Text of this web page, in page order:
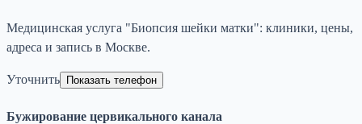
Медицинская услуга "Биопсия шейки матки": клиники, цены,
адреса и запись в Москве.
Уточнить Показать телефон
Бужирование цервикального канала